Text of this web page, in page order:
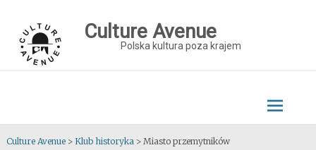
content
Culture Avenue
Polska kultura poza krajem
Culture Avenue> Klub historyka> Miasto przemytników